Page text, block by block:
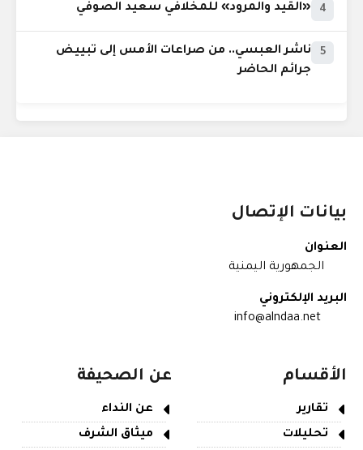
4 «القيد والمرود» للمخلافي سعيد الصوفي
5
ناشر العبسي.. من صراعات الأمس إلى تبييض
جرائم الحاضر
بيانات الإتصال
العنوان
الجمهورية اليمنية
البريد الإلكتروني
info@alndaa.net
الأقسام
تقارير
تحليلات
عن الصحيفة
عن النداء
ميثاق الشرف